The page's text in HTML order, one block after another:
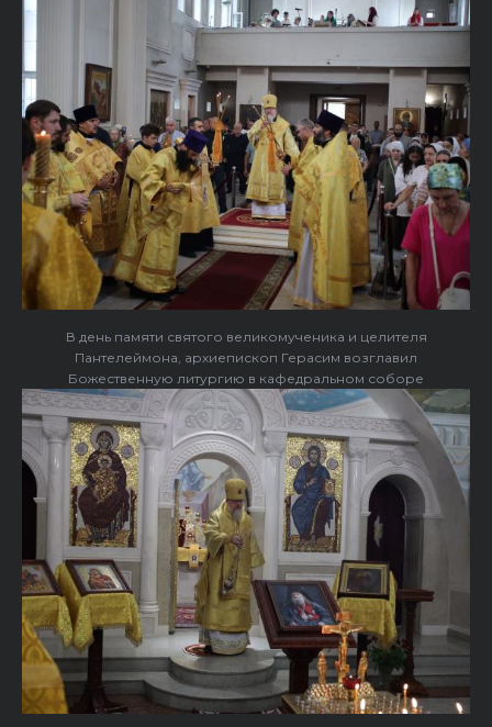
В день памяти святого великомученика и целителя
Пантелеймона, архиепископ Герасим возглавил
Божественную литургию в кафедральном соборе